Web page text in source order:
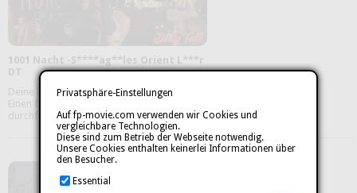
Privatsphäre-Einstellungen
Auf fp-movie.com verwenden wir Cookies und
vergleichbare Technologien.
Diese sind zum Betrieb der Webseite notwendig.
Unsere Cookies enthalten keinerlei Informationen über
den Besucher.
Essential
1001 Nacht -S****ag**les Orient L***r
DT
Deine heiße Orient Prinzessin will nur eines:
Einen fetten, s***fen S*****z der sie heftig
durchf**kt. Bist du bereit ... mehr